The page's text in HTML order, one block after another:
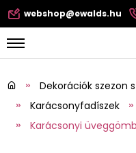
webshop@ewalds.hu
Dekorációk szezon
Karácsonyfadíszek
Karácsonyi